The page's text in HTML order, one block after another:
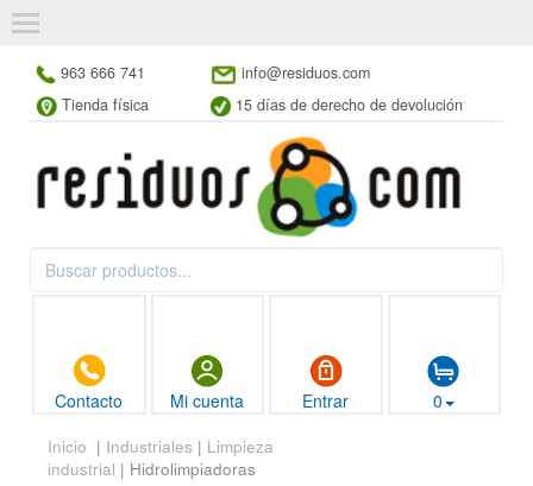
963 666 741
info@residuos.com
Tienda física
15 días de derecho de devolución
Contacto Mi cuenta Entrar 0
Inicio | Industriales | Limpieza
industrial | Hidrolimpiadoras